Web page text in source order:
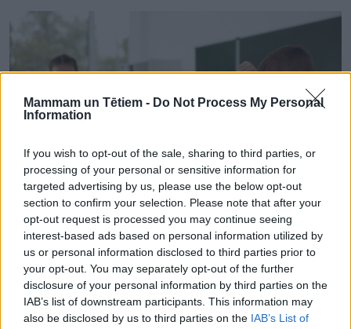
Mammam un Tētiem - Do Not Process My Personal
Information
If you wish to opt-out of the sale, sharing to third parties, or
processing of your personal or sensitive information for
targeted advertising by us, please use the below opt-out
section to confirm your selection. Please note that after your
opt-out request is processed you may continue seeing
interest-based ads based on personal information utilized by
us or personal information disclosed to third parties prior to
your opt-out. You may separately opt-out of the further
disclosure of your personal information by third parties on the
IAB’s list of downstream participants. This information may
also be disclosed by us to third parties on the IAB’s List of
SKOLĒNS
Pedagogiem būs pieejams papildus atbalsts, lai novērstu
vardarbību skolās